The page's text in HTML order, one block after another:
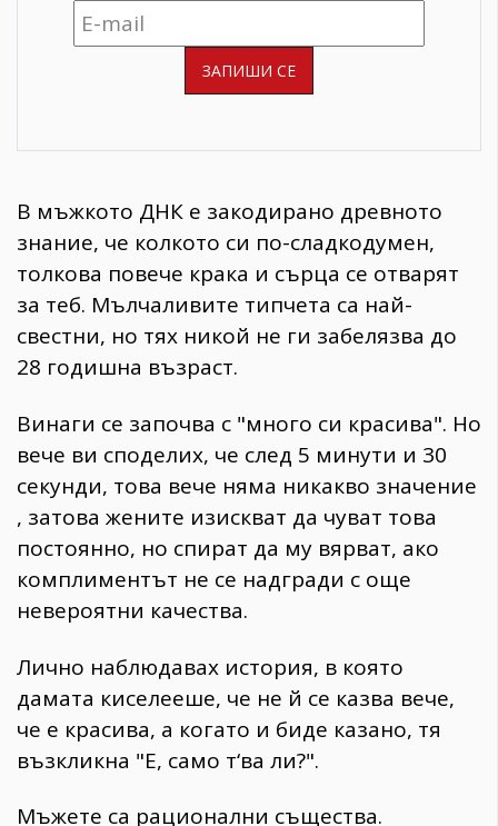
В мъжкото ДНК е закодирано древното
знание, че колкото си по-сладкодумен,
толкова повече крака и сърца се отварят
за теб. Мълчаливите типчета са най-
свестни, но тях никой не ги забелязва до
28 годишна възраст.
Винаги се започва с "много си красива". Но
вече ви споделих, че след 5 минути и 30
секунди, това вече няма никакво значение
, затова жените изискват да чуват това
постоянно, но спират да му вярват, ако
комплиментът не се надгради с още
невероятни качества.
Лично наблюдавах история, в която
дамата киселееше, че не й се казва вече,
че е красива, а когато и биде казано, тя
възкликна "Е, само т‘ва ли?".
Мъжете са рационални същества.